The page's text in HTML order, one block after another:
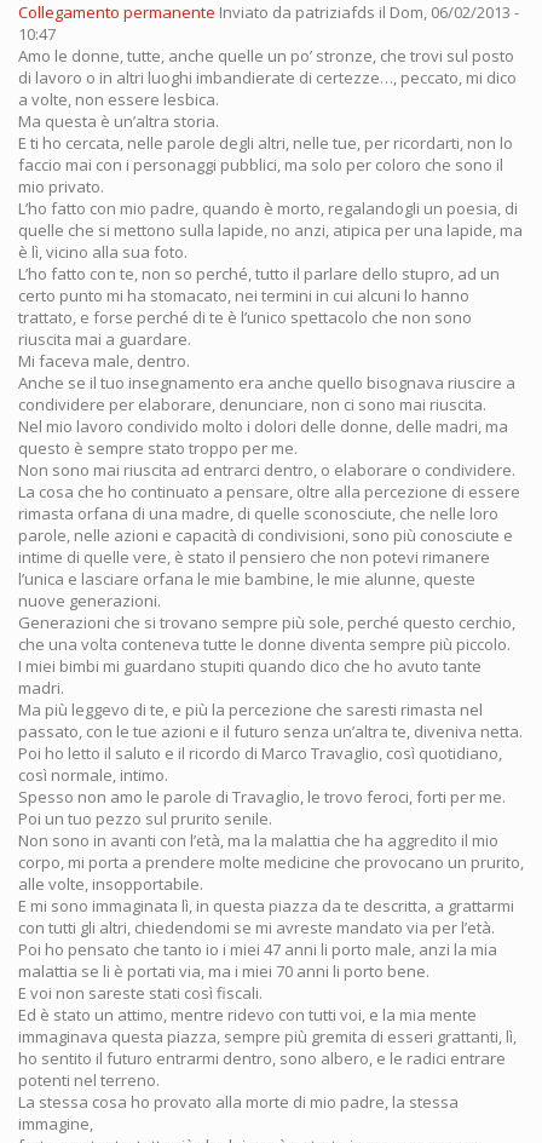
Collegamento permanente Inviato da patriziafds il Dom, 06/02/2013 -
10:47
Amo le donne, tutte, anche quelle un po’ stronze, che trovi sul posto
di lavoro o in altri luoghi imbandierate di certezze…, peccato, mi dico
a volte, non essere lesbica.
Ma questa è un’altra storia.
E ti ho cercata, nelle parole degli altri, nelle tue, per ricordarti, non lo
faccio mai con i personaggi pubblici, ma solo per coloro che sono il
mio privato.
L’ho fatto con mio padre, quando è morto, regalandogli un poesia, di
quelle che si mettono sulla lapide, no anzi, atipica per una lapide, ma
è lì, vicino alla sua foto.
L’ho fatto con te, non so perché, tutto il parlare dello stupro, ad un
certo punto mi ha stomacato, nei termini in cui alcuni lo hanno
trattato, e forse perché di te è l’unico spettacolo che non sono
riuscita mai a guardare.
Mi faceva male, dentro.
Anche se il tuo insegnamento era anche quello bisognava riuscire a
condividere per elaborare, denunciare, non ci sono mai riuscita.
Nel mio lavoro condivido molto i dolori delle donne, delle madri, ma
questo è sempre stato troppo per me.
Non sono mai riuscita ad entrarci dentro, o elaborare o condividere.
La cosa che ho continuato a pensare, oltre alla percezione di essere
rimasta orfana di una madre, di quelle sconosciute, che nelle loro
parole, nelle azioni e capacità di condivisioni, sono più conosciute e
intime di quelle vere, è stato il pensiero che non potevi rimanere
l’unica e lasciare orfana le mie bambine, le mie alunne, queste
nuove generazioni.
Generazioni che si trovano sempre più sole, perché questo cerchio,
che una volta conteneva tutte le donne diventa sempre più piccolo.
I miei bimbi mi guardano stupiti quando dico che ho avuto tante
madri.
Ma più leggevo di te, e più la percezione che saresti rimasta nel
passato, con le tue azioni e il futuro senza un’altra te, diveniva netta.
Poi ho letto il saluto e il ricordo di Marco Travaglio, così quotidiano,
così normale, intimo.
Spesso non amo le parole di Travaglio, le trovo feroci, forti per me.
Poi un tuo pezzo sul prurito senile.
Non sono in avanti con l’età, ma la malattia che ha aggredito il mio
corpo, mi porta a prendere molte medicine che provocano un prurito,
alle volte, insopportabile.
E mi sono immaginata lì, in questa piazza da te descritta, a grattarmi
con tutti gli altri, chiedendomi se mi avreste mandato via per l’età.
Poi ho pensato che tanto io i miei 47 anni li porto male, anzi la mia
malattia se li è portati via, ma i miei 70 anni li porto bene.
E voi non sareste stati così fiscali.
Ed è stato un attimo, mentre ridevo con tutti voi, e la mia mente
immaginava questa piazza, sempre più gremita di esseri grattanti, lì,
ho sentito il futuro entrarmi dentro, sono albero, e le radici entrare
potenti nel terreno.
La stessa cosa ho provato alla morte di mio padre, la stessa
immagine,